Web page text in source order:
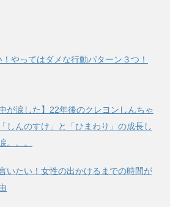
やってはダメな行動パターン３つ！
中が涙した】22年後のクレヨンしんちゃ
しんのすけ」と「ひまわり」の成長し
。。。
いたい！女性の出かけるまでの時間が